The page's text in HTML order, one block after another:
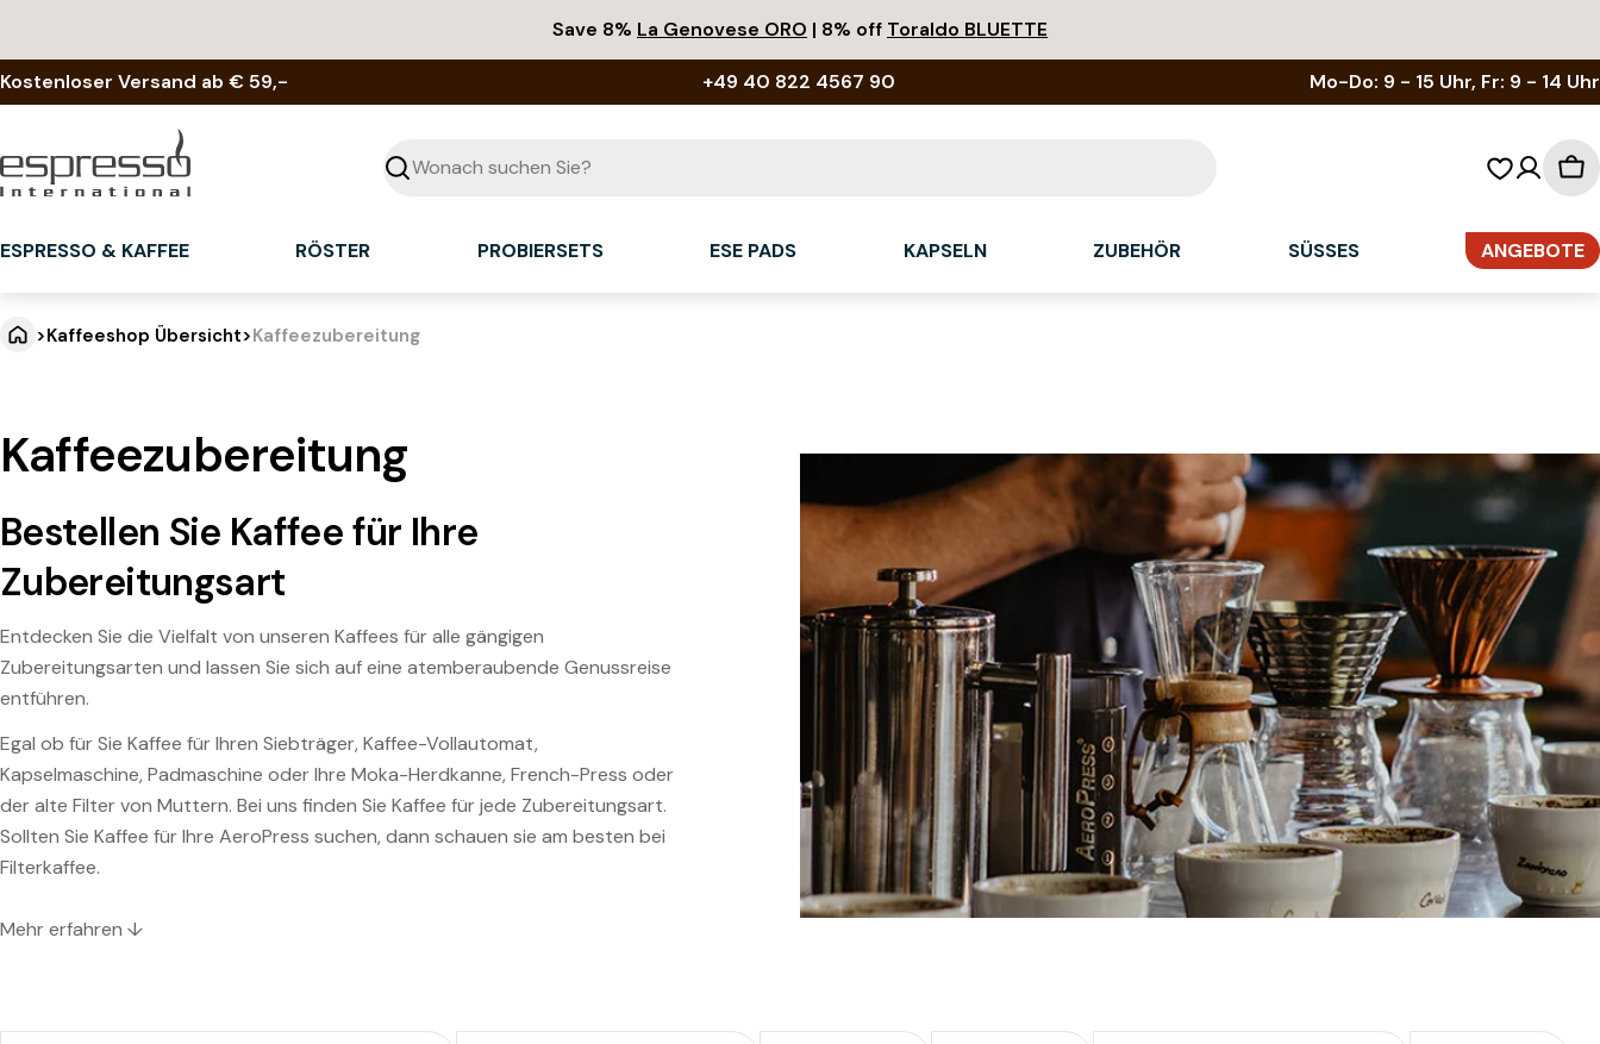
springen
Save 8% La Genovese ORO | 8% off Toraldo BLUETTE
Kostenloser Versand ab € 59,- +49 40 822 4567 90 Mo-Do: 9 - 15 Uhr, Fr: 9 - 14 Uhr
Suchen
ESPRESSO & KAFFEE RÖSTER PROBIERSETS ESE PADS KAPSELN ZUBEHÖR SÜSSES ANGEBOTE
>Kaffeeshop Übersicht>Kaffeezubereitung
Kaffeezubereitung
Bestellen Sie Kaffee für Ihre
Zubereitungsart
Entdecken Sie die Vielfalt von unseren Kaffees für alle gängigen
Zubereitungsarten und lassen Sie sich auf eine atemberaubende Genussreise
entführen.
Egal ob für Sie Kaffee für Ihren Siebträger, Kaffee-Vollautomat,
Kapselmaschine, Padmaschine oder Ihre Moka-Herdkanne, French-Press oder
der alte Filter von Muttern. Bei uns finden Sie Kaffee für jede Zubereitungsart.
Sollten Sie Kaffee für Ihre AeroPress suchen, dann schauen sie am besten bei
Filterkaffee.
Mehr erfahren ↓